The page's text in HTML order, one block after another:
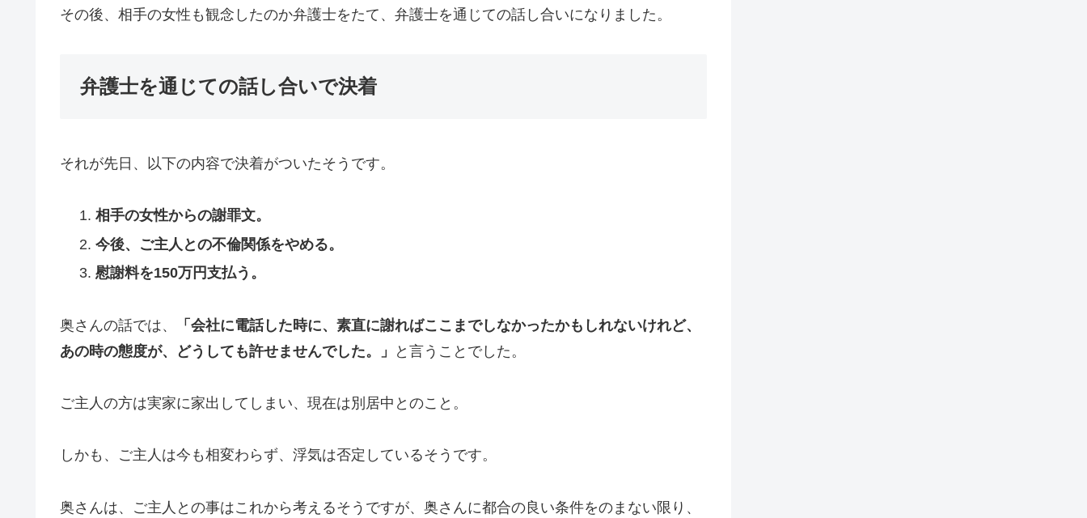
その後、相手の女性も観念したのか弁護士をたて、弁護士を通じての話し合いになりました。
弁護士を通じての話し合いで決着
それが先日、以下の内容で決着がついたそうです。
相手の女性からの謝罪文。
今後、ご主人との不倫関係をやめる。
慰謝料を150万円支払う。
奥さんの話では、
「会社に電話した時に、素直に謝ればここまでしなかったかもしれないけれど、
あの時の態度が、どうしても許せませんでした。」
と言うことでした。
ご主人の方は実家に家出してしまい、現在は別居中とのこと。
しかも、ご主人は今も相変わらず、浮気は否定しているそうです。
奥さんは、ご主人との事はこれから考えるそうですが、奥さんに都合の良い条件をのまない限り、